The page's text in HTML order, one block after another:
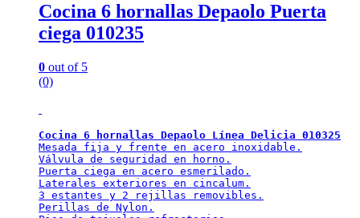
Cocina 6 hornallas Depaolo Puerta
ciega 010235
0 out of 5
(0)
Cocina 6 hornallas Depaolo Línea Delicia 010325
Mesada fija y frente en acero inoxidable.
Válvula de seguridad en horno.
Puerta ciega en acero esmerilado.
Laterales exteriores en cincalum.
3 estantes y 2 rejillas removibles.
Perillas de Nylon.